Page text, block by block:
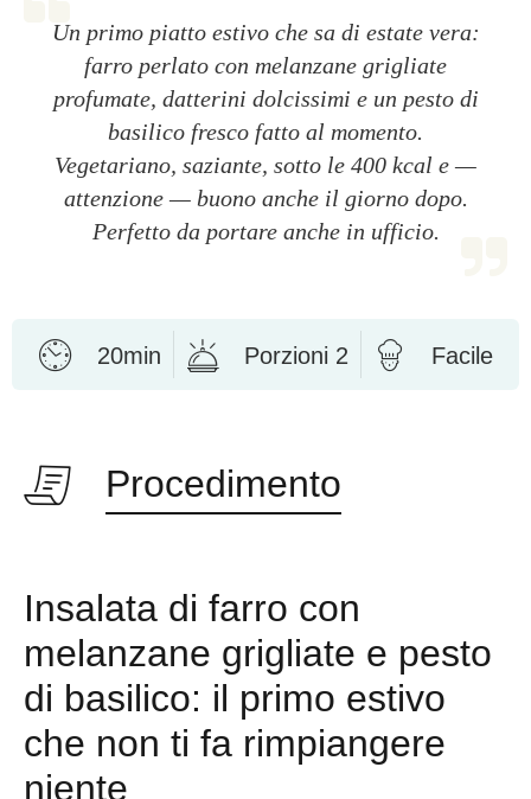
Un primo piatto estivo che sa di estate vera:
farro perlato con melanzane grigliate
profumate, datterini dolcissimi e un pesto di
basilico fresco fatto al momento.
Vegetariano, saziante, sotto le 400 kcal e —
attenzione — buono anche il giorno dopo.
Perfetto da portare anche in ufficio.
20min Porzioni 2 Facile
Procedimento
Insalata di farro con
melanzane grigliate e pesto
di basilico: il primo estivo
che non ti fa rimpiangere
niente